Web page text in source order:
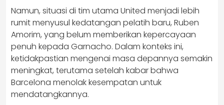
Namun, situasi di tim utama United menjadi lebih
rumit menyusul kedatangan pelatih baru, Ruben
Amorim, yang belum memberikan kepercayaan
penuh kepada Garnacho. Dalam konteks ini,
ketidakpastian mengenai masa depannya semakin
meningkat, terutama setelah kabar bahwa
Barcelona menolak kesempatan untuk
mendatangkannya.